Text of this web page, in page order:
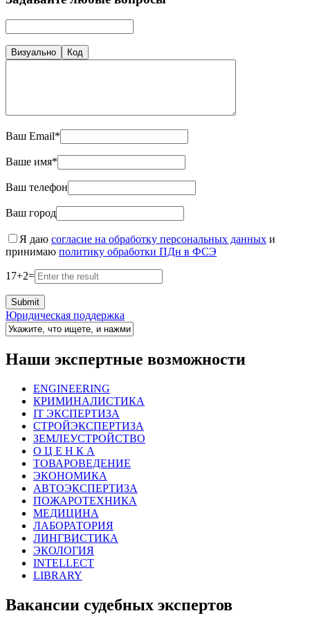
Визуально Код
Ваш Email*
Ваше имя*
Ваш телефон
Ваш город
Я даю согласие на обработку персональных данных и
принимаю политику обработки ПДн в ФСЭ
17+2=
Юридическая поддержка
Наши экспертные возможности
ENGINEERING
КРИМИНАЛИСТИКА
IT ЭКСПЕРТИЗА
СТРОЙЭКСПЕРТИЗА
ЗЕМЛЕУСТРОЙСТВО
О Ц Е Н К А
ТОВАРОВЕДЕНИЕ
ЭКОНОМИКА
АВТОЭКСПЕРТИЗА
ПОЖАРОТЕХНИКА
МЕДИЦИНА
ЛАБОРАТОРИЯ
ЛИНГВИСТИКА
ЭКОЛОГИЯ
INTELLECT
LIBRARY
Вакансии судебных экспертов